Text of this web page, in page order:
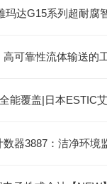
高可靠性流体输送的
器3887：洁净环境